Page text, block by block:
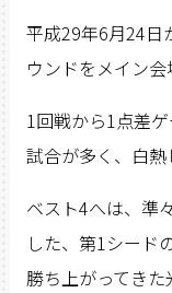
平成29年6月24日
ウンドをメイン会
1回戦から1点差
試合が多く、白熱
ベスト4へは、準
した、第1シード
勝ち上がってき